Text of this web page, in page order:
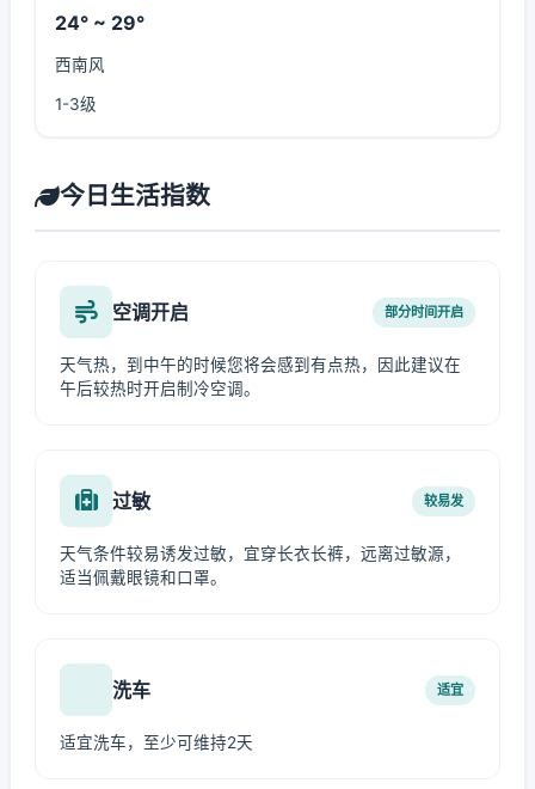
24° ~ 29°
西南风
1-3级
今日生活指数
空调开启 部分时间开启
天气热，到中午的时候您将会感到有点热，因此建议在
午后较热时开启制冷空调。
过敏 较易发
天气条件较易诱发过敏，宜穿长衣长裤，远离过敏源，
适当佩戴眼镜和口罩。
洗车 适宜
适宜洗车，至少可维持2天